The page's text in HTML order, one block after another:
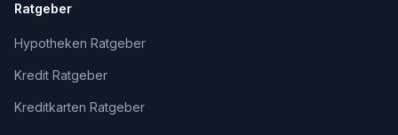
Ratgeber
Hypotheken Ratgeber
Kredit Ratgeber
Kreditkarten Ratgeber